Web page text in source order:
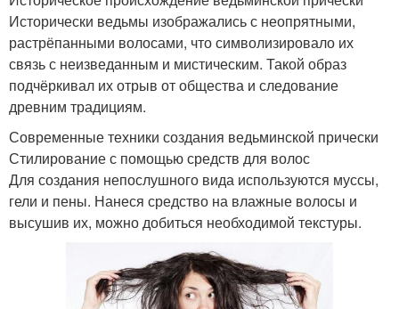
Исторически ведьмы изображались с неопрятными,
растрёпанными волосами, что символизировало их
связь с неизведанным и мистическим. Такой образ
подчёркивал их отрыв от общества и следование
древним традициям.
Современные техники создания ведьминской прически
Стилирование с помощью средств для волос
Для создания непослушного вида используются муссы,
гели и пены. Нанеся средство на влажные волосы и
высушив их, можно добиться необходимой текстуры.